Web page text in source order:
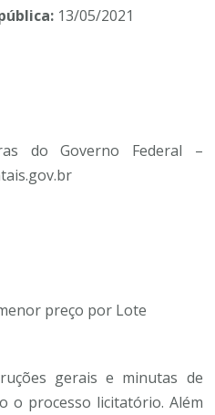
13/05/2021
do Governo Federal –
preço por Lote
gerais e minutas de
o processo licitatório. Além